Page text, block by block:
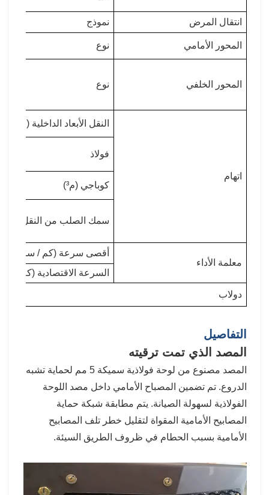
انتقال المرض نموذج
المحور الأمامي نوع
المحور الخلفي نوع
اتهام
النقل الأبعاد الداخلية (مم)
فولاذ
كوباجي (م³)
سمك الصلب من النقل (مم)
معلمة الأداء
أقصى سرعة (كم / ساعة)
السرعة الاقتصادية (كم /
دولاب
التفاصيل
المصد الذي تمت ترقيته
المصد مصنوع من لوحة فولاذية سميكة 5 مم لحماية تشبه
الدروع. تم تضمين المصباح الأمامي داخل مصد اللوحة
الفولاذية لسهولة الصيانة. يتم مطابقة شبكة حماية
المصابيح الأمامية المقواة لتقليل خطر تلف المصابيح
الأمامية بسبب الحطام في ظروف الطريق السيئة.